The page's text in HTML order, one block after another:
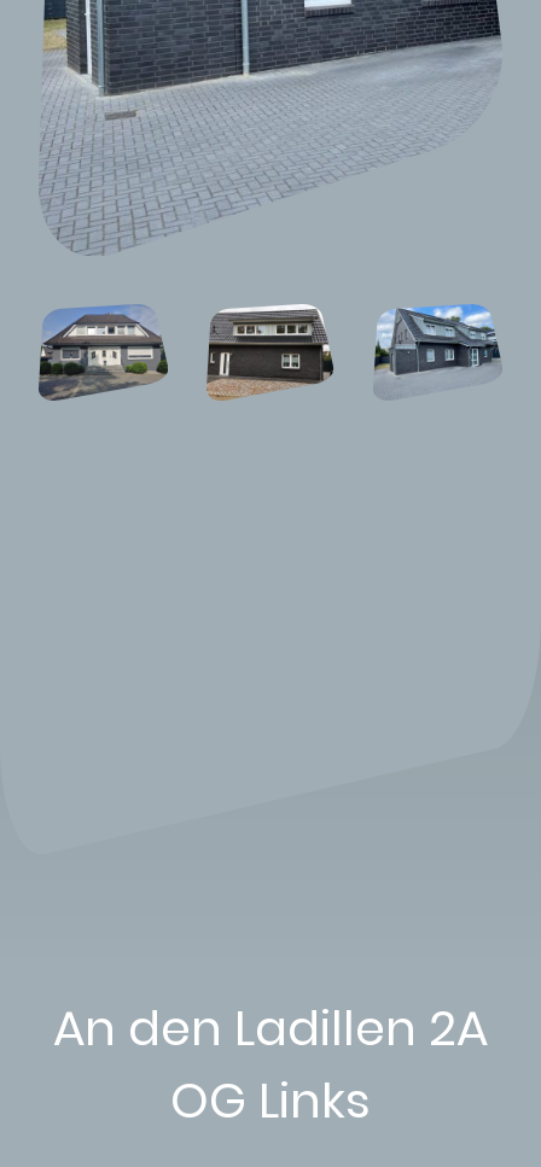
An den Ladillen 2A
OG Links